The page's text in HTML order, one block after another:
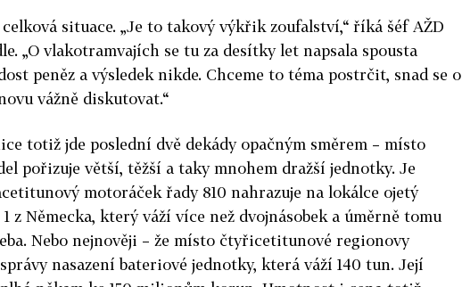
situace. „Je to takový výkřik zoufalství,“ říká šéf AŽD
„O vlakotramvajích se tu za desítky let napsala spousta
peněz a výsledek nikde. Chceme to téma postrčit, snad se o
vážně diskutovat.“
totiž jde poslední dvě dekády opačným směrem – místo
pořizuje větší, těžší a taky mnohem dražší jednotky. Je
motoráček řady 810 nahrazuje na lokálce ojetý
z Německa, který váží více než dvojnásobek a úměrně tomu
Nebo nejnověji – že místo čtyřicetitunové regionovy
nasazení bateriové jednotky, která váží 140 tun. Její